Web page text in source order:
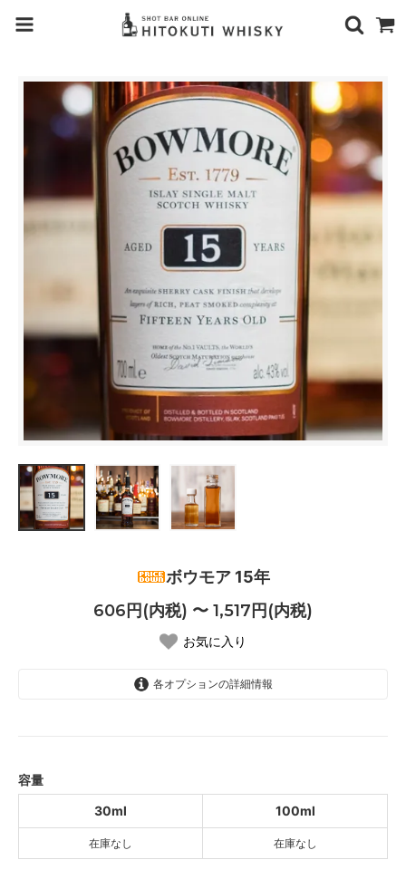
ボウモア 15年
606円(内税) 〜 1,517円(内税)
お気に入り
各オプションの詳細情報
容量
30ml
100ml
在庫なし 在庫なし